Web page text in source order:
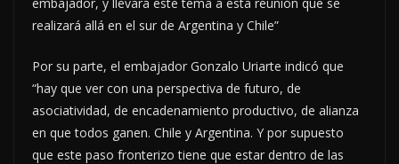
realizará allá en el sur de Argentina y Chile”
Por su parte, el embajador Gonzalo Uriarte indicó que
“hay que ver con una perspectiva de futuro, de
asociatividad, de encadenamiento productivo, de alianza
en que todos ganen. Chile y Argentina. Y por supuesto
que este paso fronterizo tiene que estar dentro de las